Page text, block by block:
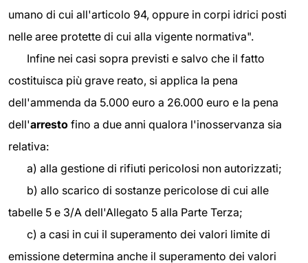
umano di cui all'articolo 94, oppure in corpi idrici posti
nelle aree protette di cui alla vigente normativa".
Infine nei casi sopra previsti e salvo che il fatto
costituisca più grave reato, si applica la pena
dell'ammenda da 5.000 euro a 26.000 euro e la pena
dell'arresto fino a due anni qualora l'inosservanza sia
relativa:
a) alla gestione di rifiuti pericolosi non autorizzati;
b) allo scarico di sostanze pericolose di cui alle
tabelle 5 e 3/A dell'Allegato 5 alla Parte Terza;
c) a casi in cui il superamento dei valori limite di
emissione determina anche il superamento dei valori